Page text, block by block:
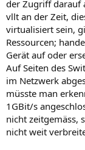
der Zugriff darauf
vllt an der Zeit,
virtualisiert sein,
Ressourcen;
Gerät auf oder
Auf Seiten des
im Netzwerk
müsste man
1GBit/s
nicht zeitgemäss,
nicht weit